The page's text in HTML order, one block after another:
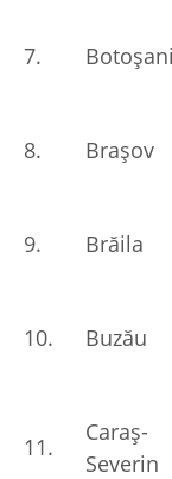
7. Botoșani
8. Brașov
9. Brăila
10. Buzău
11.
Caraș-
Severin